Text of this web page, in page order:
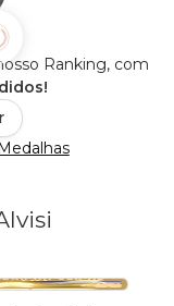
Ranking, com